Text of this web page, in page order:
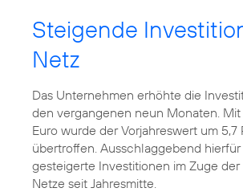
Steigende
Netz
Das Unternehmen erhöhte die
den vergangenen neun Monaten.
Euro wurde der Vorjahreswert um 5,7
übertroffen. Ausschlaggebend
gesteigerte Investitionen im Zuge
Netze seit Jahresmitte.